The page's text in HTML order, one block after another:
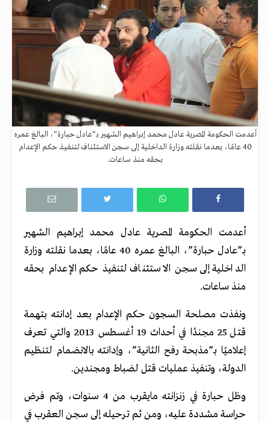
أعدمت الحكومة المصرية عادل محمد إبراهيم الشهير بـ"عادل حبارة"، البالغ عمره
40 عامًا، بعدما نقلته وزارة الداخلية إلى سجن الاستئناف لتنفيذ حكم الإعدام
بحقه منذ ساعات.
أعدمت الحكومة المصرية عادل محمد إبراهيم الشهير
بـ”عادل حبارة”، البالغ عمره 40 عامًا، بعدما نقلته وزارة
الداخلية إلى سجن الاستئناف لتنفيذ حكم الإعدام بحقه
منذ ساعات.
ونفذت مصلحة السجون حكم الإعدام بعد إدانته بتهمة
قتل 25 مجندًا في أحداث 19 أغسطس 2013 والتي تعرف
إعلاميًا بـ”مذبحة رفح الثانية”، وإدانته بالانضمام لتنظيم
الدولة، وتنفيذ عمليات قتل لضباط ومجندين.
وظل حبارة في زنزانته مايقرب من 4 سنوات، وتم فرض
حراسة مشددة عليه، ومن ثم ترحيله إلى سجن العقرب في